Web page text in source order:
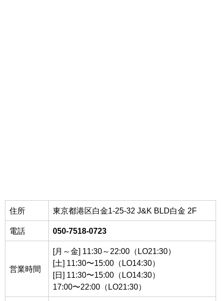
住所 東京都港区白金1-25-32 J&K BLD白金 2F
電話 050-7518-0723
営業時間
[月～金] 11:30～22:00（LO21:30）
[土] 11:30〜15:00（LO14:30）
[日] 11:30〜15:00（LO14:30）
17:00〜22:00（LO21:30）